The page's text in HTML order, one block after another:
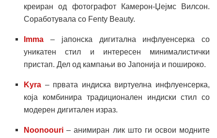
креиран од фотографот Камерон-Џејмс Вилсон.
Соработувала со Fenty Beauty.
Imma – јапонска дигитална инфлуенсерка со
уникатен стил и интересен минималистички
пристап. Дел од кампањи во Јапонија и пошироко.
Kyra – првата индиска виртуелна инфлуенсерка,
која комбинира традиционален индиски стил со
модерен дигитален израз.
Noonoouri – анимиран лик што ги освои модните